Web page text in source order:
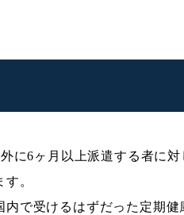
に6ヶ月以上派遣する者に
。
で受けるはずだった定期